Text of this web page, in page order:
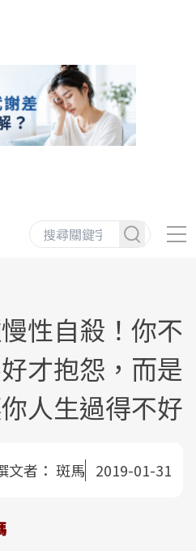
性自殺！你不
才抱怨，而是
人生過得不好
文者： 斑馬 2019-01-31